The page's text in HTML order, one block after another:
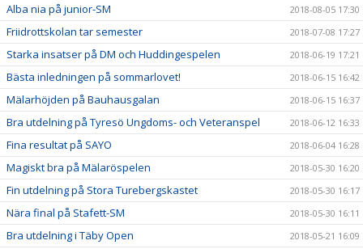
Alba nia på junior-SM 2018-08-05 17:30
Friidrottskolan tar semester 2018-07-08 17:27
Starka insatser på DM och Huddingespelen 2018-06-19 17:21
Bästa inledningen på sommarlovet! 2018-06-15 16:42
Mälarhöjden på Bauhausgalan 2018-06-15 16:37
Bra utdelning på Tyresö Ungdoms- och Veteranspel 2018-06-12 16:33
Fina resultat på SAYO 2018-06-04 16:28
Magiskt bra på Mälaröspelen 2018-05-30 16:20
Fin utdelning på Stora Turebergskastet 2018-05-30 16:17
Nära final på Stafett-SM 2018-05-30 16:11
Bra utdelning i Täby Open 2018-05-21 16:09